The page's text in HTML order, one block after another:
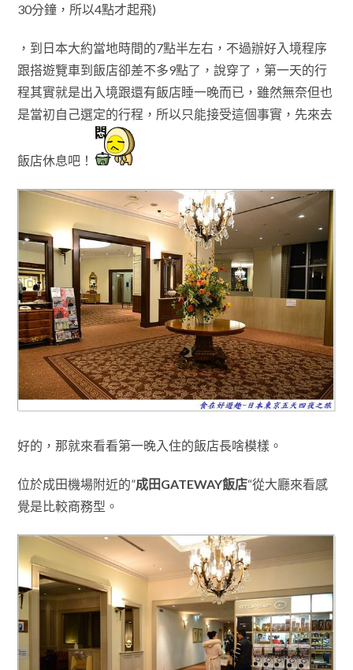
30分鐘，所以4點才起飛)
，到日本大約當地時間的7點半左右 ，不過辦好入境程序
跟搭遊覽車到飯店卻差不多9點了 ，說穿了 ， 第一天的行
程其實就是出入境跟還有飯店睡一晚而已， 雖然無奈但也
是當初自己選定的行程，所以只能接受這個事實，先來去
飯店休息吧！
好的 ，那就來看看第一晚入住的飯店長啥模樣。
位於成田機場附近的”成田GATEWAY飯店“從大廳來看感
覺是比較商務型 。